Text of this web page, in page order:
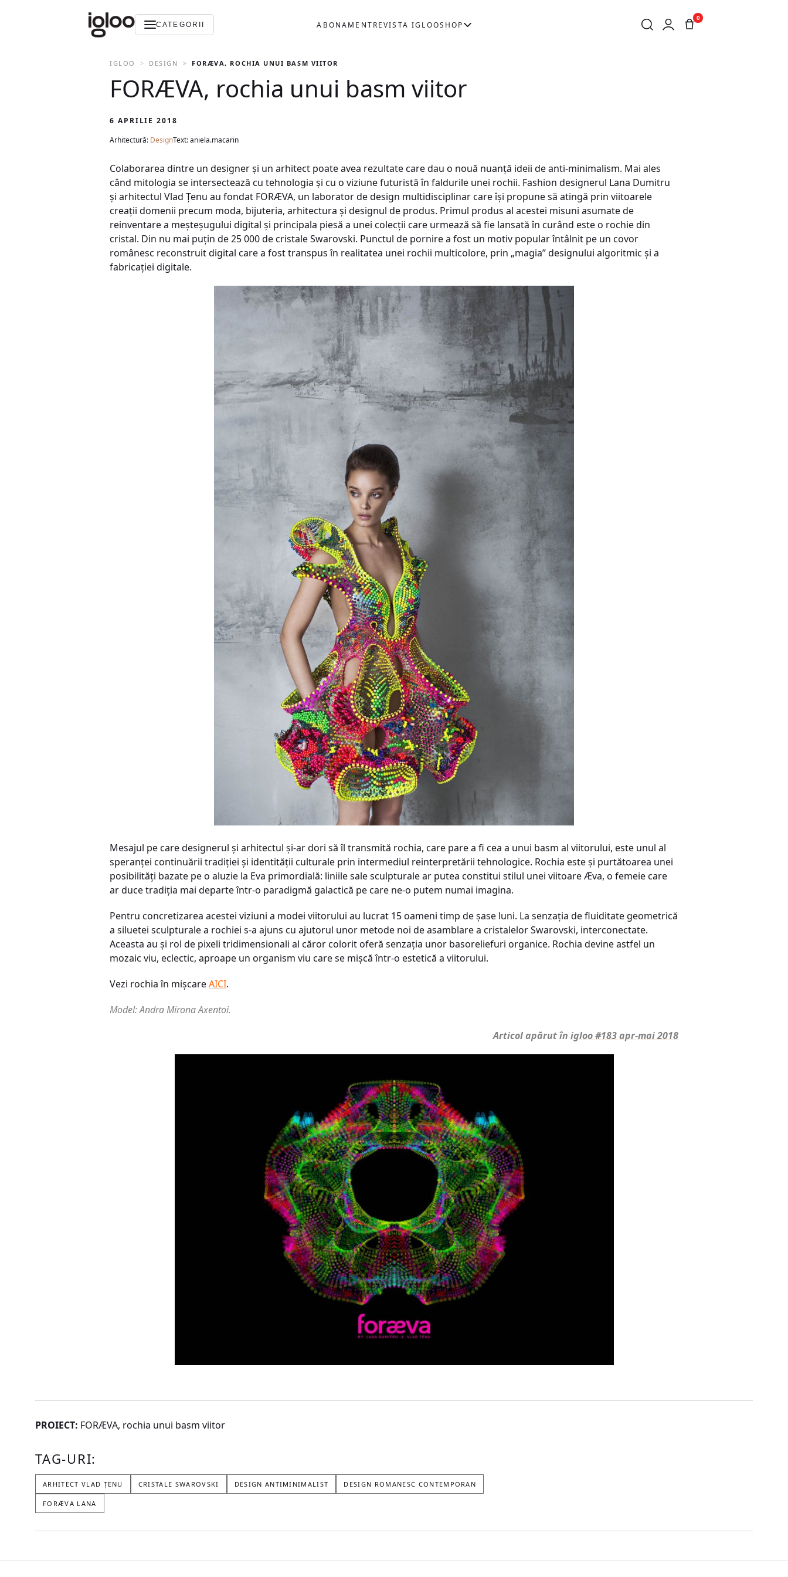
CATEGORII ABONAMENTREVISTA IGLOOSHOP
0
IGLOO DESIGN FORÆVA, ROCHIA UNUI BASM VIITOR
FORÆVA, rochia unui basm viitor
6 APRILIE 2018
Arhitectură: DesignText: aniela.macarin
Colaborarea dintre un designer și un arhitect poate avea rezultate care dau o nouă nuanță ideii de anti-minimalism. Mai ales
când mitologia se intersectează cu tehnologia și cu o viziune futuristă în faldurile unei rochii. Fashion designerul Lana Dumitru
și arhitectul Vlad Țenu au fondat FORÆVA, un laborator de design multidisciplinar care își propune să atingă prin viitoarele
creații domenii precum moda, bijuteria, arhitectura și designul de produs. Primul produs al acestei misuni asumate de
reinventare a meșteșugului digital și principala piesă a unei colecții care urmează să fie lansată în curând este o rochie din
cristal. Din nu mai puțin de 25 000 de cristale Swarovski. Punctul de pornire a fost un motiv popular întâlnit pe un covor
românesc reconstruit digital care a fost transpus în realitatea unei rochii multicolore, prin „magia” designului algoritmic și a
fabricației digitale.
Mesajul pe care designerul și arhitectul și-ar dori să îl transmită rochia, care pare a fi cea a unui basm al viitorului, este unul al
speranței continuării tradiției și identității culturale prin intermediul reinterpretării tehnologice. Rochia este și purtătoarea unei
posibilități bazate pe o aluzie la Eva primordială: liniile sale sculpturale ar putea constitui stilul unei viitoare Æva, o femeie care
ar duce tradiția mai departe într-o paradigmă galactică pe care ne-o putem numai imagina.
Pentru concretizarea acestei viziuni a modei viitorului au lucrat 15 oameni timp de șase luni. La senzația de fluiditate geometrică
a siluetei sculpturale a rochiei s-a ajuns cu ajutorul unor metode noi de asamblare a cristalelor Swarovski, interconectate.
Aceasta au și rol de pixeli tridimensionali al căror colorit oferă senzația unor basoreliefuri organice. Rochia devine astfel un
mozaic viu, eclectic, aproape un organism viu care se mișcă într-o estetică a viitorului.
Vezi rochia în mișcareAICI.
Model: Andra Mirona Axentoi.
Articol apărut în igloo #183 apr-mai 2018
PROIECT: FORÆVA, rochia unui basm viitor
TAG-URI:
ARHITECT VLAD ȚENU CRISTALE SWAROVSKI DESIGN ANTIMINIMALIST DESIGN ROMANESC CONTEMPORAN
FORÆVA LANA